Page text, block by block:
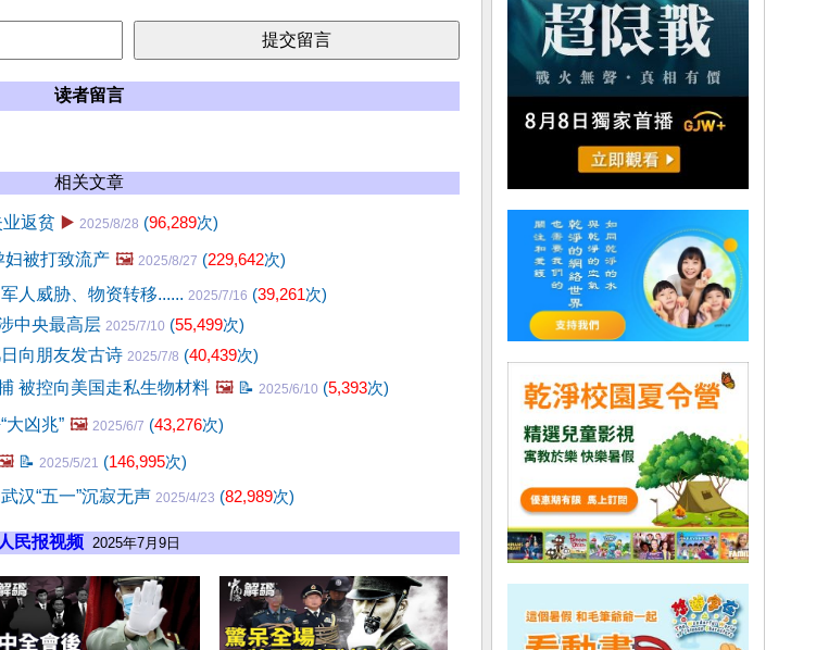
读者留言
相关文章
返贫 ▶️ 2025/8/28 (96,289次)
妇被打致流产 🖼️ 2025/8/27 (229,642次)
人威胁、物资转移...... 2025/7/16 (39,261次)
中央最高层 2025/7/10 (55,499次)
向朋友发古诗 2025/7/8 (40,439次)
被控向美国走私生物材料 🖼️ 📝 2025/6/10 (5,393次)
凶兆” 🖼️ 2025/6/7 (43,276次)
📝 2025/5/21 (146,995次)
汉“五一”沉寂无声 2025/4/23 (82,989次)
人民报视频 2025年7月9日